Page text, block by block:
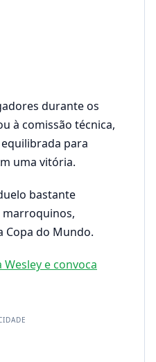
durante os
à comissão técnica,
para
uma vitória.
bastante
Copa do Mundo.
e convoca